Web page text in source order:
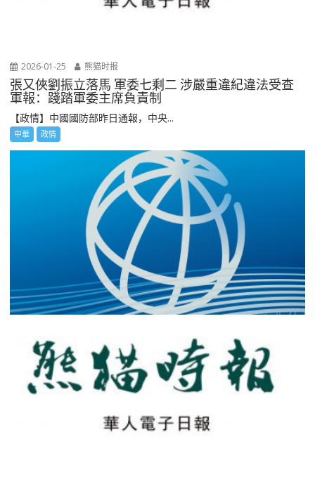
2026-01-25 熊猫时报
張又俠劉振立落馬 軍委七剩二 涉嚴重違紀違法受查
軍報：踐踏軍委主席負責制
【政情】中國國防部昨日通報，中央...
中華 政情